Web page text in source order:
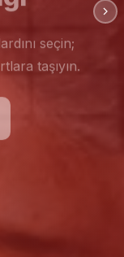
seçin;
taşıyın.